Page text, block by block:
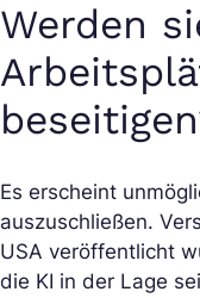
Werden
Es erscheint
auszuschließen.
USA veröffentlicht
die KI in der Lage